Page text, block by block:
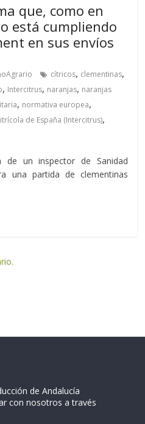
que, como en
está cumpliendo
en sus envíos
cítricos, clementinas,
, Intercitrus, naranjas, naranjas
, normativa europea,
de España (Intercitrus),
de un inspector de Sanidad
una partida de clementinas
de Andalucía
con nosotros a través